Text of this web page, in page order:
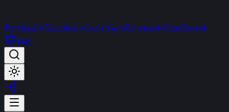
PortföyümFavorilerimCanlı YayınTerminalt-ChatDestek
PRO